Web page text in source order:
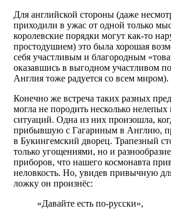
Для английской стороны (даже
приходили в ужас от одной только
королевские порядки могут как-то
простодушием) это была хорошая
себя участливым и благородным
оказавшись в выгодном участливом
Англия тоже радуется со всем миром).
Конечно же встреча таких разных
могла не породить несколько
ситуаций. Одна из них произошла,
прибывшую с Гагариным в Англию,
в Букингемский дворец. Трапезный
только угощениями, но и
приборов, что нашего космонавта
неловкость. Но, увидев привычную
ложку он произнёс:
«Давайте есть по-русски»,